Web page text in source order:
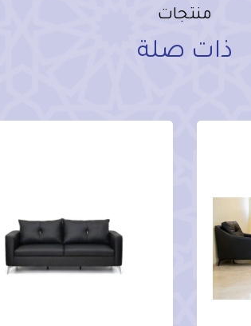
منتجات
ذات صلة